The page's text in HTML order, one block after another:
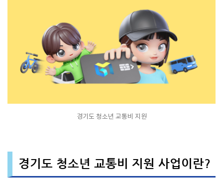
경기도 청소년 교통비 지원
경기도 청소년 교통비 지원 사업이란?